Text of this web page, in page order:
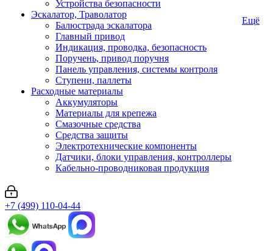
Устройства безопасности
Эскалатор, Траволатор
Балюстрада эскалатора
Главный привод
Индикация, проводка, безопасность
Поручень, привод поручня
Панель управления, системы контроля
Ступени, паллеты
Расходные материалы
Аккумуляторы
Материалы для крепежа
Смазочные средства
Средства защиты
Электротехнические компоненты
Датчики, блоки управления, контроллеры
Кабельно-проводниковая продукция
Ещё
+7 (499) 110-04-44